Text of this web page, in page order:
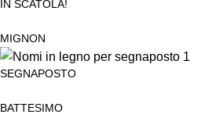
IN SCATOLA!
MIGNON
SEGNAPOSTO
BATTESIMO